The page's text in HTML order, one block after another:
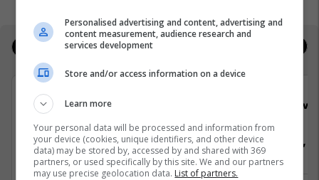
Deals
Elkos Group
Vozitës - Kategoria "C" Arkatare,
Personalised advertising and content, advertising and
content measurement, audience research and
services development
Store and/or access information on a device
Learn more
Your personal data will be processed and information from
your device (cookies, unique identifiers, and other device
data) may be stored by, accessed by and shared with 369
partners, or used specifically by this site. We and our partners
may use precise geolocation data. List of partners.